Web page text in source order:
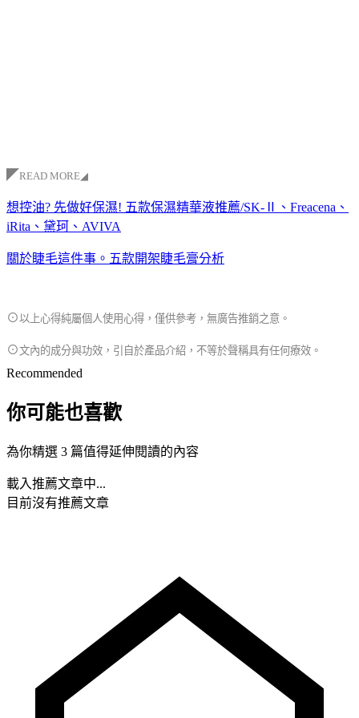
◤READ MORE ◢
想控油? 先做好保濕! 五款保濕精華液推薦/SK-Ⅱ、Freacena、
iRita、黛珂、AVIVA
關於睫毛這件事。五款開架睫毛膏分析
⊙以上心得純屬個人使用心得，僅供參考，無廣告推銷之意。
⊙文內的成分與功效，引自於產品介紹，不等於聲稱具有任何療效。
Recommended
你可能也喜歡
為你精選 3 篇值得延伸閱讀的內容
載入推薦文章中...
目前沒有推薦文章